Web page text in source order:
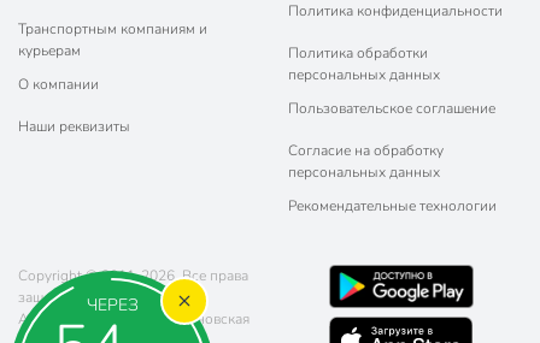
ЧЕРЕЗ
Транспортным компаниям и
курьерам
О компании
Наши реквизиты
Политика конфиденциальности
Политика обработки
персональных данных
Пользовательское соглашение
Согласие на обработку
персональных данных
Рекомендательные технологии
Copyright © 2011-2026. Все права
защищены.
Адрес: г. Москва, ул. Чертановская